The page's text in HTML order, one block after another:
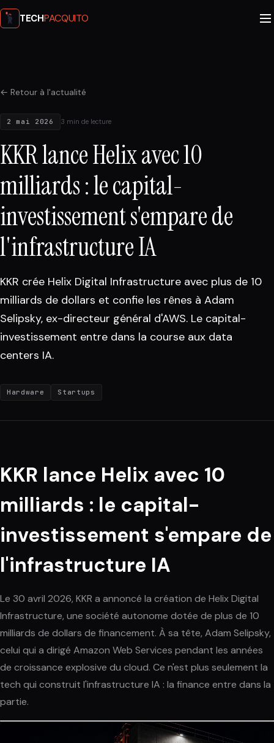
TECHPACQUITO
← Retour à l'actualité
2 mai 2026 3 min de lecture
KKR lance Helix avec 10
milliards : le capital-
investissement s'empare de
l'infrastructure IA
KKR crée Helix Digital Infrastructure avec plus de 10
milliards de dollars et confie les rênes à Adam
Selipsky, ex-directeur général d'AWS. Le capital-
investissement entre dans la course aux data
centers IA.
Hardware Startups
KKR lance Helix avec 10
milliards : le capital-
investissement s'empare de
l'infrastructure IA
Le 30 avril 2026, KKR a annoncé la création de Helix Digital
Infrastructure, une société autonome dotée de plus de 10
milliards de dollars de financement. À sa tête, Adam Selipsky,
celui qui a dirigé Amazon Web Services pendant les années
de croissance explosive du cloud. Ce n'est plus seulement la
tech qui construit l'infrastructure IA : la finance entre dans la
partie.